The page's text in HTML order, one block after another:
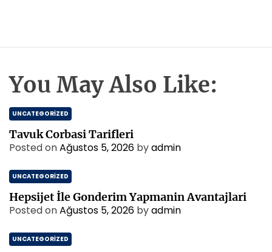
You May Also Like:
UNCATEGORIZED
Tavuk Corbasi Tarifleri
Posted onAğustos 5, 2026 byadmin
UNCATEGORIZED
Hepsijet İle Gonderim Yapmanin Avantajlari
Posted onAğustos 5, 2026 byadmin
UNCATEGORIZED